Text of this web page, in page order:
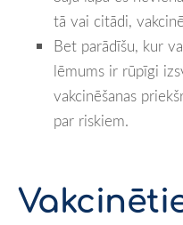
tā vai citādi,
Bet parādīšu, kur
lēmums ir rūpīgi
vakcinēšanas
par riskiem.